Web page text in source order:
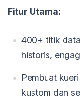
Fitur Utama:
400+ titik
historis,
Pembuat
kustom dan